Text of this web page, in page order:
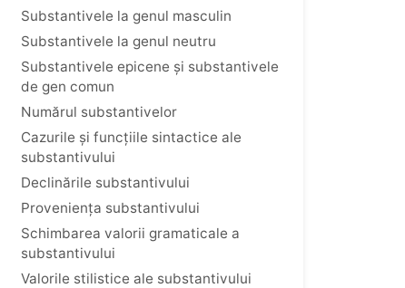
Substantivele la genul masculin
Substantivele la genul neutru
Substantivele epicene și substantivele
de gen comun
Numărul substantivelor
Cazurile și funcțiile sintactice ale
substantivului
Declinările substantivului
Proveniența substantivului
Schimbarea valorii gramaticale a
substantivului
Valorile stilistice ale substantivului